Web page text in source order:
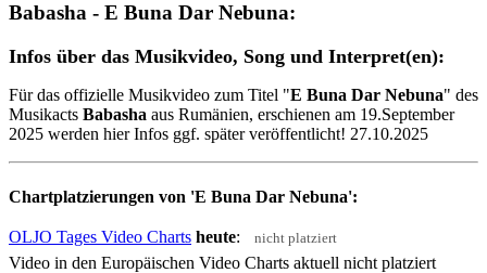
Babasha - E Buna Dar Nebuna:
Infos über das Musikvideo, Song und Interpret(en):
Für das offizielle Musikvideo zum Titel "E Buna Dar Nebuna" des
Musikacts Babasha aus Rumänien, erschienen am 19.September
2025 werden hier Infos ggf. später veröffentlicht! 27.10.2025
Chartplatzierungen von 'E Buna Dar Nebuna':
OLJO Tages Video Charts heute: nicht platziert
Video in den Europäischen Video Charts aktuell nicht platziert